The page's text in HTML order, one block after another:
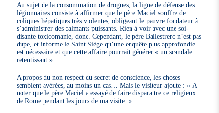
Au sujet de la consommation de drogues, la ligne de défense des
légionnaires consiste à affirmer que le père Maciel souffre de
coliques hépatiques très violentes, obligeant le pauvre fondateur à
s’administrer des calmants puissants. Rien à voir avec une soi-
disante toxicomanie, donc. Cependant, le père Ballestrero n’est pas
dupe, et informe le Saint Siège qu’une enquête plus approfondie
est nécessaire et que cette affaire pourrait générer « un scandale
retentissant ».
A propos du non respect du secret de conscience, les choses
semblent avérées, au moins un cas… Mais le visiteur ajoute : « A
noter que le père Maciel a essayé de faire disparaitre ce religieux
de Rome pendant les jours de ma visite. »